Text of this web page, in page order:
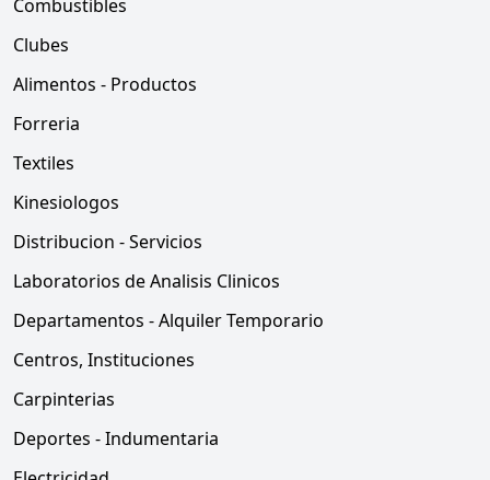
Combustibles
Clubes
Alimentos - Productos
Forreria
Textiles
Kinesiologos
Distribucion - Servicios
Laboratorios de Analisis Clinicos
Departamentos - Alquiler Temporario
Centros, Instituciones
Carpinterias
Deportes - Indumentaria